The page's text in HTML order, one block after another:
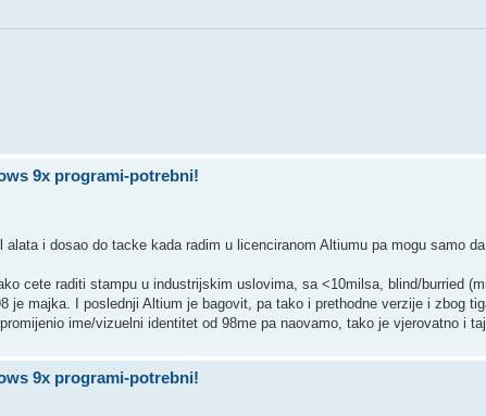
9x programi-potrebni!
alata i dosao do tacke kada radim u licenciranom Altiumu pa mogu samo
cete raditi stampu u industrijskim uslovima, sa <10milsa, blind/burried
je majka. I poslednji Altium je bagovit, pa tako i prethodne verzije i zbog
ime/vizuelni identitet od 98me pa naovamo, tako je vjerovatno i
9x programi-potrebni!